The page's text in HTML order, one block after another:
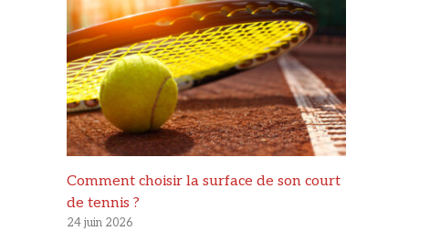
Comment choisir la surface de son court
de tennis ?
24 juin 2026